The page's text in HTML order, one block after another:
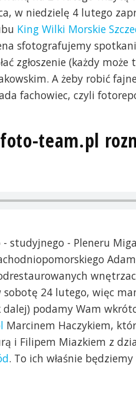
w niedzielę 4 lutego
King Wilki Morskie
sfotografujemy
zgłoszenie (każdy
A żeby robić
fachowiec, czyli
team.pl
- Pleneru
24 lutego, więc
podamy Wam
Marcinem Haczykiem,
i Filipem Miazkiem z
. To ich właśnie